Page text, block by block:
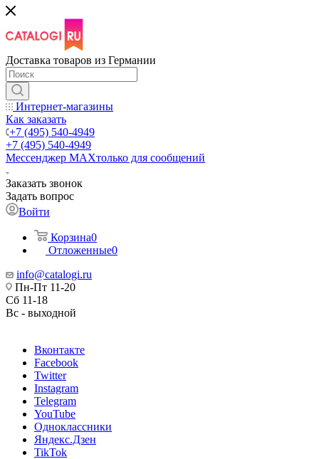
Доставка товаров из Германии
Интернет-магазины
Как заказать
+7 (495) 540-4949
+7 (495) 540-4949
Мессенджер МАХтолько для сообщений
Заказать звонок
Задать вопрос
Войти
Корзина0
Отложенные0
info@catalogi.ru
Пн-Пт 11-20
Сб 11-18
Вс - выходной
Вконтакте
Facebook
Twitter
Instagram
Telegram
YouTube
Одноклассники
Яндекс.Дзен
TikTok